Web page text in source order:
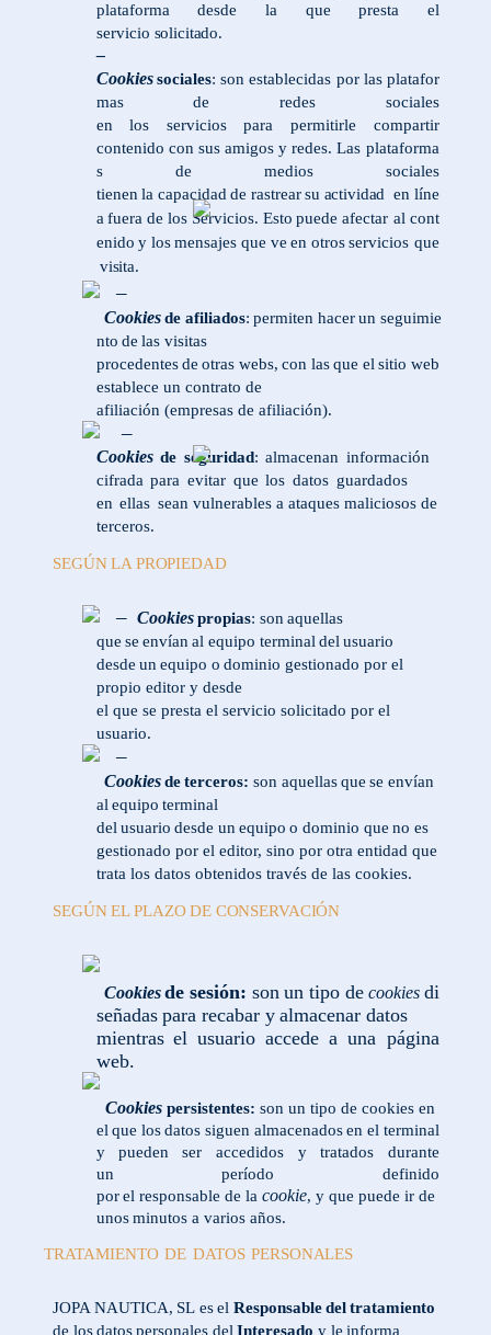
plataforma desde la que presta el
servicio solicitado.
–
Cookies sociales: son establecidas por las platafor
mas
de redes
sociales
en
los servicios para permitirle
compartir
contenido con sus amigos y redes. Las plataforma
s
de medios
sociales
tienen la capacidad de rastrear su actividaden líne
a fuera de los Servicios. Esto puede afectar al cont
enido y los mensajesque ve en otros servicios que
visita.
–
Cookies de afiliados: permiten hacer un seguimie
nto de las visitas
procedentes de otras webs, con las que el sitio web
establece un contrato de
afiliación (empresas de afiliación).
–
Cookies de seguridad: almacenan información
cifrada para evitar que los datos guardados
en ellas sean vulnerables a ataques maliciosos de
terceros.
SEGÚN LA PROPIEDAD
–Cookies propias: son aquellas
que se envían al equipo terminal del usuario
desde un equipo o dominio gestionado por el
propio editor y desde
el que se presta el servicio solicitado por el
usuario.
–
Cookiesde terceros:son aquellas que se envían
al equipo terminal
del usuario desde un equipo o dominio que no es
gestionado por el editor, sino por otra entidad que
trata los datos obtenidos través de las cookies.
SEGÚN EL PLAZO DE CONSERVACIÓN
Cookiesde sesión: son un tipo de cookies di
señadas para recabar y almacenar datos
mientras el usuario accede a una página
web.
Cookies persistentes: son un tipo de cookies en
el que los datos siguen almacenados en el terminal
y
pueden ser accedidos y tratados
durante
un
período
definido
por el responsable de la cookie, y que puede ir de
unos minutos a varios años.
TRATAMIENTO DE DATOS PERSONALES
JOPA NAUTICA, SL es el Responsable del tratamiento
de los datos personales del Interesadoy le informa